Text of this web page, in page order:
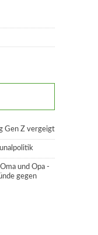
Gen Z vergeigt
und Opa -
gegen